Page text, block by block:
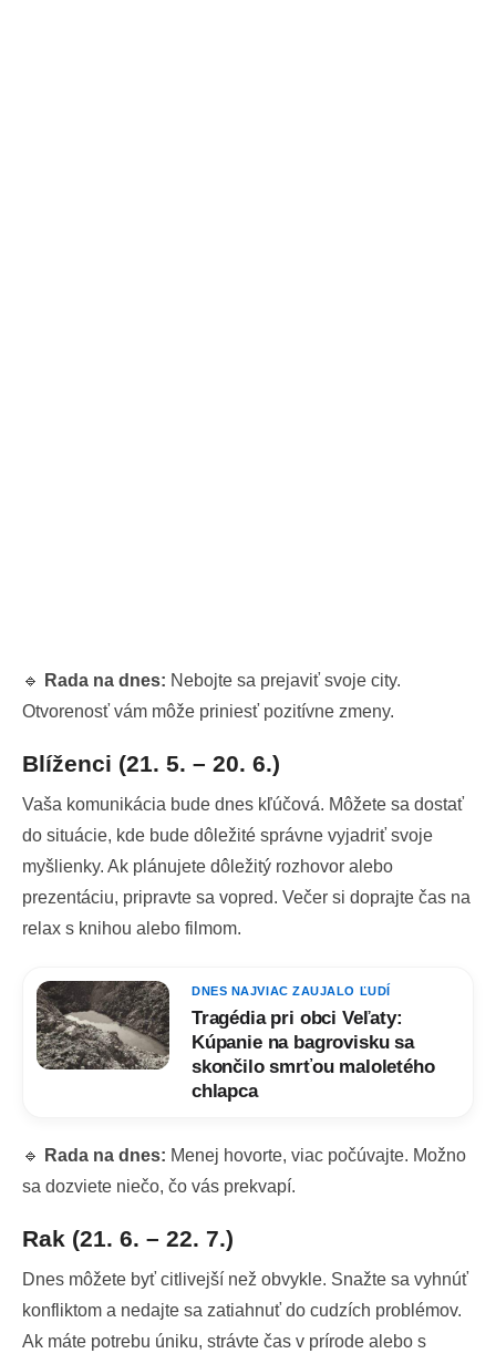
🔹 Rada na dnes: Nebojte sa prejaviť svoje city.
Otvorenosť vám môže priniesť pozitívne zmeny.
Blíženci (21. 5. – 20. 6.)
Vaša komunikácia bude dnes kľúčová. Môžete sa dostať
do situácie, kde bude dôležité správne vyjadriť svoje
myšlienky. Ak plánujete dôležitý rozhovor alebo
prezentáciu, pripravte sa vopred. Večer si doprajte čas na
relax s knihou alebo filmom.
DNES NAJVIAC ZAUJALO ĽUDÍ
Tragédia pri obci Veľaty:
Kúpanie na bagrovisku sa
skončilo smrťou maloletého
chlapca
🔹 Rada na dnes: Menej hovorte, viac počúvajte. Možno
sa dozviete niečo, čo vás prekvapí.
Rak (21. 6. – 22. 7.)
Dnes môžete byť citlivejší než obvykle. Snažte sa vyhnúť
konfliktom a nedajte sa zatiahnuť do cudzích problémov.
Ak máte potrebu úniku, strávte čas v prírode alebo s